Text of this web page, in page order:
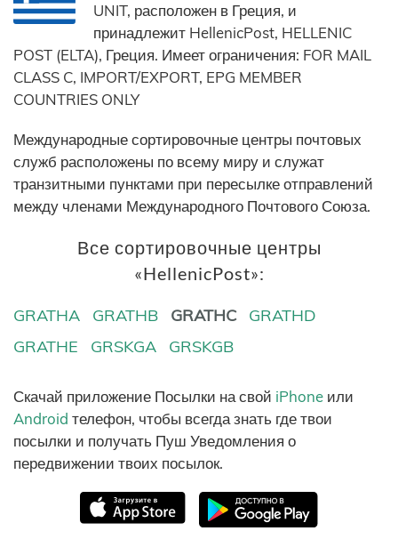
UNIT, расположен в Греция, и
принадлежит HellenicPost, HELLENIC
POST (ELTA), Греция. Имеет ограничения: FOR MAIL
CLASS C, IMPORT/EXPORT, EPG MEMBER
COUNTRIES ONLY
Международные сортировочные центры почтовых
служб расположены по всему миру и служат
транзитными пунктами при пересылке отправлений
между членами Международного Почтового Союза.
Все сортировочные центры
«HellenicPost»:
GRATHA GRATHB GRATHC
GRATHD
GRATHE
GRSKGA GRSKGB
Скачай приложение Посылки на свой iPhone или
Android телефон, чтобы всегда знать где твои
посылки и получать Пуш Уведомления о
передвижении твоих посылок.